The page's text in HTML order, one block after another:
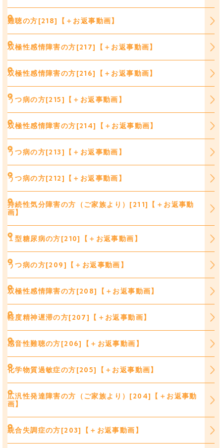
難聴の方[218]【＋お返事動画】
双極性感情障害の方[217]【＋お返事動画】
双極性感情障害の方[216]【＋お返事動画】
うつ病の方[215]【＋お返事動画】
双極性感情障害の方[214]【＋お返事動画】
うつ病の方[213]【＋お返事動画】
うつ病の方[212]【＋お返事動画】
持続性気分障害の方（ご家族より）[211]【＋お返事動
画】
１型糖尿病の方[210]【＋お返事動画】
うつ病の方[209]【＋お返事動画】
双極性感情障害の方[208]【＋お返事動画】
軽度精神遅滞の方[207]【＋お返事動画】
感音性難聴の方[206]【＋お返事動画】
化学物質過敏症の方[205]【＋お返事動画】
広汎性発達障害の方（ご家族より）[204]【＋お返事動
画】
統合失調症の方[203]【＋お返事動画】